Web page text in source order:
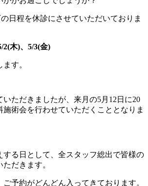
日程を休診にさせていただいておりま
2(木)、5/3(金)
す。
いただきましたが、来月の5月12日に20
施術会を行わせていただくこととなりま
する日として、全スタッフ総出で皆様の
だきます。
予約がどんどん入ってきております。